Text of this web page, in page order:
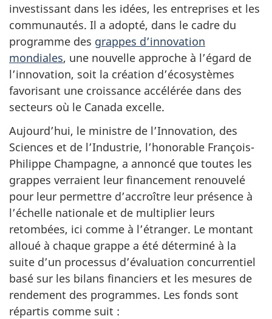
investissant dans les idées, les entreprises et les
communautés. Il a adopté, dans le cadre du
programme des grappes d’innovation
mondiales, une nouvelle approche à l’égard de
l’innovation, soit la création d’écosystèmes
favorisant une croissance accélérée dans des
secteurs où le Canada excelle.
Aujourd’hui, le ministre de l’Innovation, des
Sciences et de l’Industrie, l’honorable François-
Philippe Champagne, a annoncé que toutes les
grappes verraient leur financement renouvelé
pour leur permettre d’accroître leur présence à
l’échelle nationale et de multiplier leurs
retombées, ici comme à l’étranger. Le montant
alloué à chaque grappe a été déterminé à la
suite d’un processus d’évaluation concurrentiel
basé sur les bilans financiers et les mesures de
rendement des programmes. Les fonds sont
répartis comme suit :